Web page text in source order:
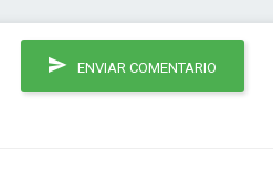
ENVIAR COMENTARIO